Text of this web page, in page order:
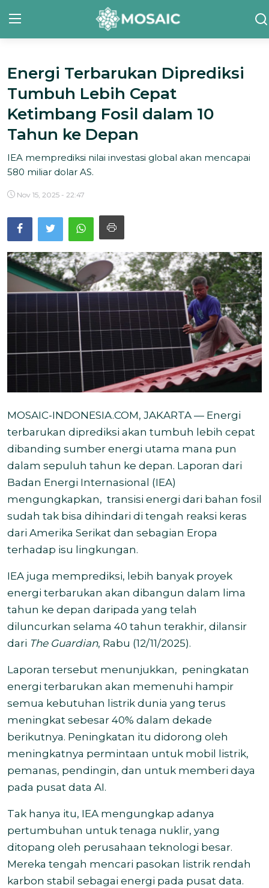
Contact
Tentang Kami
Risalah
Team Kami
Sorotan Berita
Bahasa
Energi Terbarukan Diprediksi
Tumbuh Lebih Cepat
Ketimbang Fosil dalam 10
Tahun ke Depan
IEA memprediksi nilai investasi global akan mencapai
580 miliar dolar AS.
Nov 15, 2025 - 22:47
MOSAIC-INDONESIA.COM, JAKARTA — Energi
terbarukan diprediksi akan tumbuh lebih cepat
dibanding sumber energi utama mana pun
dalam sepuluh tahun ke depan. Laporan dari
Badan Energi Internasional (IEA)
mengungkapkan, transisi energi dari bahan fosil
sudah tak bisa dihindari di tengah reaksi keras
dari Amerika Serikat dan sebagian Eropa
terhadap isu lingkungan.
IEA juga memprediksi, lebih banyak proyek
energi terbarukan akan dibangun dalam lima
tahun ke depan daripada yang telah
diluncurkan selama 40 tahun terakhir, dilansir
dari The Guardian, Rabu (12/11/2025).
Laporan tersebut menunjukkan, peningkatan
energi terbarukan akan memenuhi hampir
semua kebutuhan listrik dunia yang terus
meningkat sebesar 40% dalam dekade
berikutnya. Peningkatan itu didorong oleh
meningkatnya permintaan untuk mobil listrik,
pemanas, pendingin, dan untuk memberi daya
pada pusat data AI.
Tak hanya itu, IEA mengungkap adanya
pertumbuhan untuk tenaga nuklir, yang
ditopang oleh perusahaan teknologi besar.
Mereka tengah mencari pasokan listrik rendah
karbon stabil sebagai energi pada pusat data.